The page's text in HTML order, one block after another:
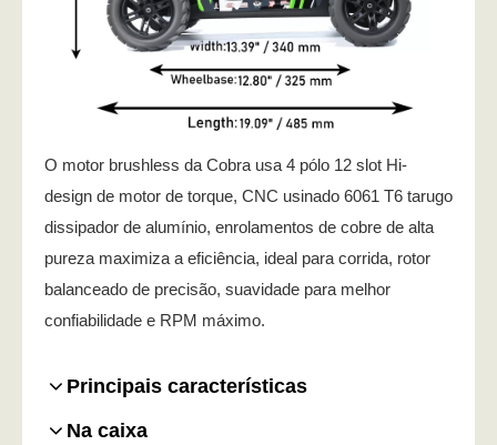
O motor brushless da Cobra usa 4 pólo 12 slot Hi-
design de motor de torque, CNC usinado 6061 T6 tarugo
dissipador de alumínio, enrolamentos de cobre de alta
pureza maximiza a eficiência, ideal para corrida, rotor
balanceado de precisão, suavidade para melhor
confiabilidade e RPM máximo.
Principais características
Na caixa